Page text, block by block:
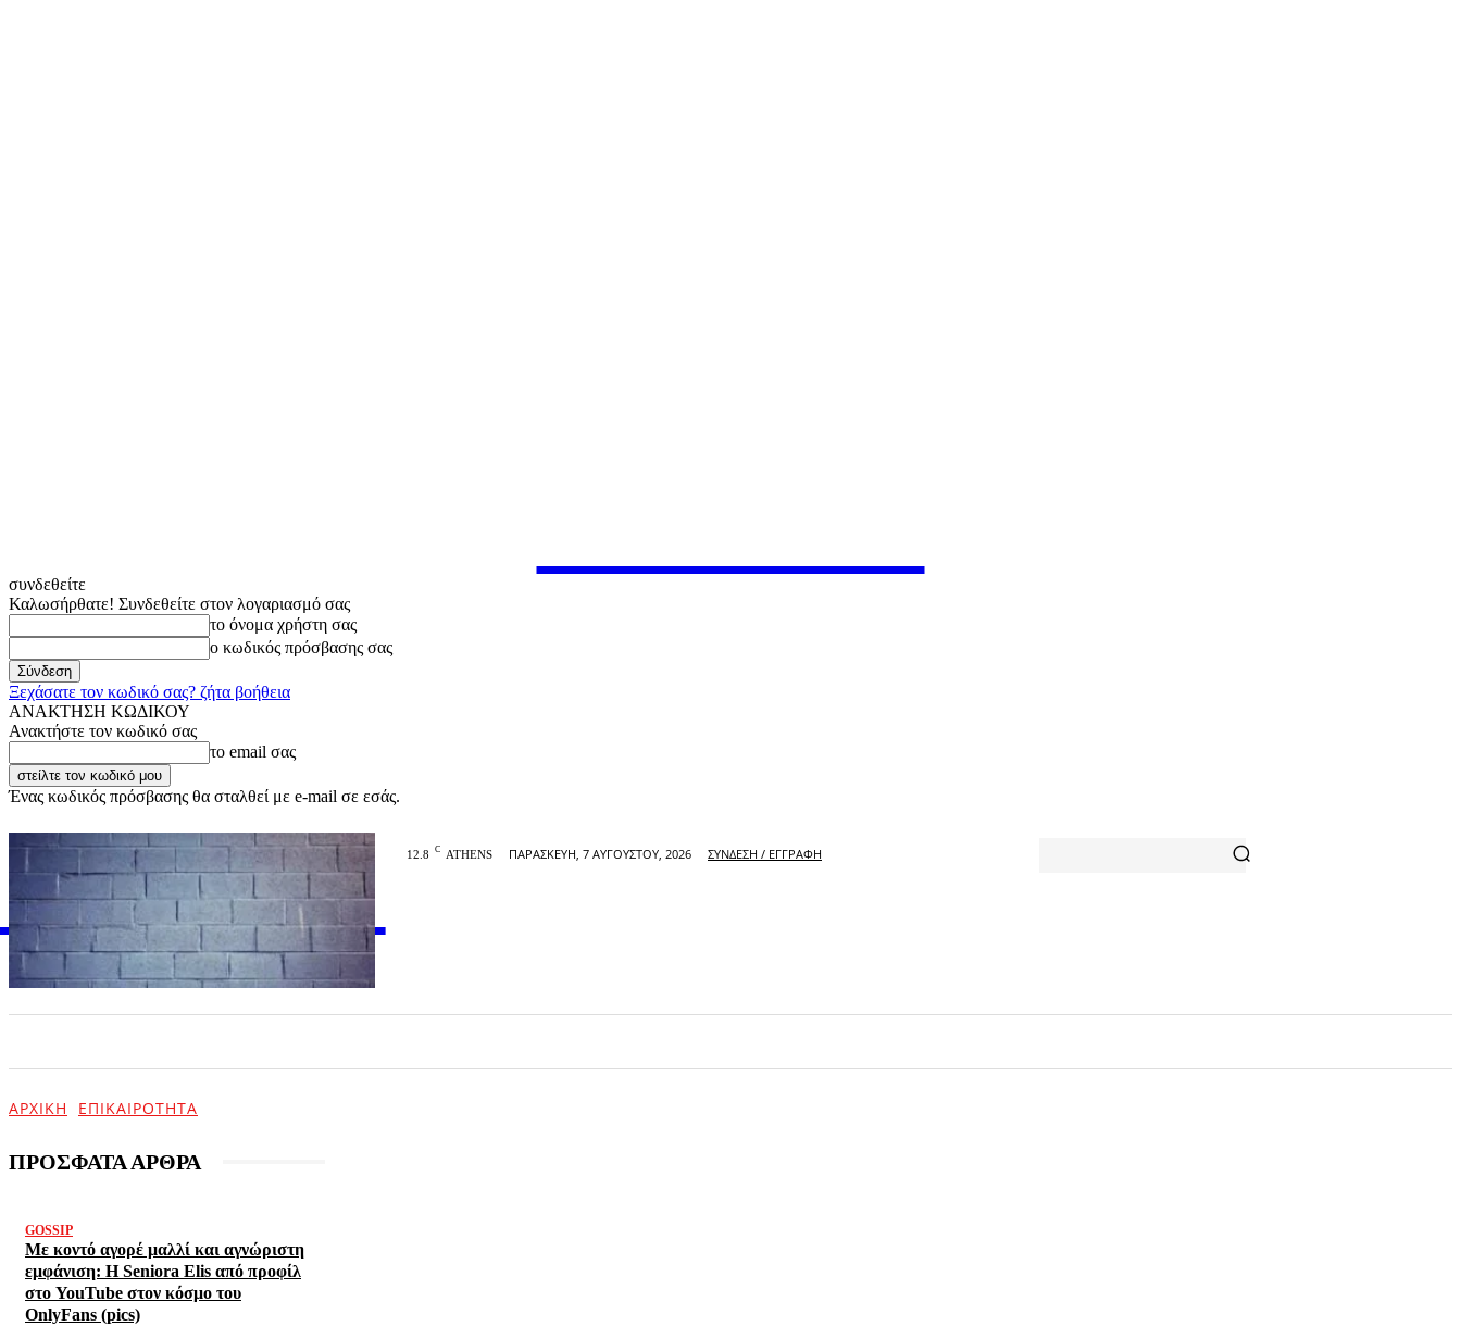
συνδεθείτε
Καλωσήρθατε! Συνδεθείτε στον λογαριασμό σας
το όνομα χρήστη σας
ο κωδικός πρόσβασης σας
Ξεχάσατε τον κωδικό σας? ζήτα βοήθεια
ΑΝΑΚΤΗΣΗ ΚΩΔΙΚΟΥ
Ανακτήστε τον κωδικό σας
το email σας
Ένας κωδικός πρόσβασης θα σταλθεί με e-mail σε εσάς.
OFFICIAL
12.8 C ATHENS ΠΑΡΑΣΚΕΥΉ, 7 ΑΥΓΟΎΣΤΟΥ, 2026 ΣΎΝΔΕΣΗ / ΕΓΓΡΑΦΉ
ΑΡΧΙΚΉ ΕΠΙΚΑΙΡΌΤΗΤΑ
ΠΡΟΣΦΑΤΑ ΑΡΘΡΑ
GOSSIP
Με κοντό αγορέ μαλλί και αγνώριστη
εμφάνιση: Η Seniora Elis από προφίλ
στο YouTube στον κόσμο του
OnlyFans (pics)